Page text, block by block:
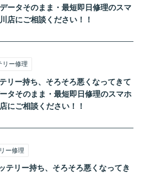
ータそのまま・最短即日修理のスマ
店にご相談ください！！
リー修理
リー持ち、そろそろ悪くなってきて
タそのまま・最短即日修理のスマホ
にご相談ください！！
ー修理
テリー持ち、そろそろ悪くなってき